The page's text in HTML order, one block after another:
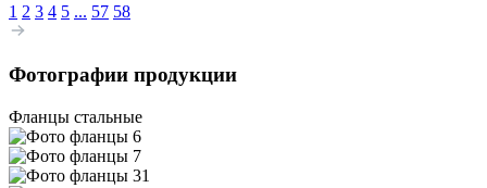
1 2 3 4 5 ... 57 58
Фотографии продукции
Фланцы стальные